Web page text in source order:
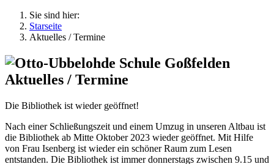
Sie sind hier:
Starseite
Aktuelles / Termine
Aktuelles / Termine
Die Bibliothek ist wieder geöffnet!
Nach einer Schließungszeit und einem Umzug in unseren Altbau ist
die Bibliothek ab Mitte Oktober 2023 wieder geöffnet. Mit Hilfe
von Frau Isenberg ist wieder ein schöner Raum zum Lesen
entstanden. Die Bibliothek ist immer donnerstags zwischen 9.15 und